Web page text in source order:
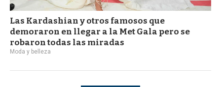
Las Kardashian y otros famosos que
demoraron en llegar a la Met Gala pero se
robaron todas las miradas
Moda y belleza